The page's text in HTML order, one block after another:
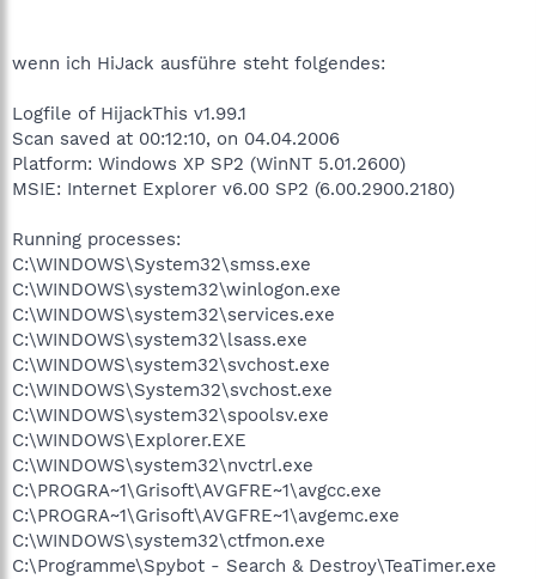
wenn ich HiJack ausführe steht folgendes:
Logfile of HijackThis v1.99.1
Scan saved at 00:12:10, on 04.04.2006
Platform: Windows XP SP2 (WinNT 5.01.2600)
MSIE: Internet Explorer v6.00 SP2 (6.00.2900.2180)
Running processes:
C:\WINDOWS\System32\smss.exe
C:\WINDOWS\system32\winlogon.exe
C:\WINDOWS\system32\services.exe
C:\WINDOWS\system32\lsass.exe
C:\WINDOWS\system32\svchost.exe
C:\WINDOWS\System32\svchost.exe
C:\WINDOWS\system32\spoolsv.exe
C:\WINDOWS\Explorer.EXE
C:\WINDOWS\system32\nvctrl.exe
C:\PROGRA~1\Grisoft\AVGFRE~1\avgcc.exe
C:\PROGRA~1\Grisoft\AVGFRE~1\avgemc.exe
C:\WINDOWS\system32\ctfmon.exe
C:\Programme\Spybot - Search & Destroy\TeaTimer.exe